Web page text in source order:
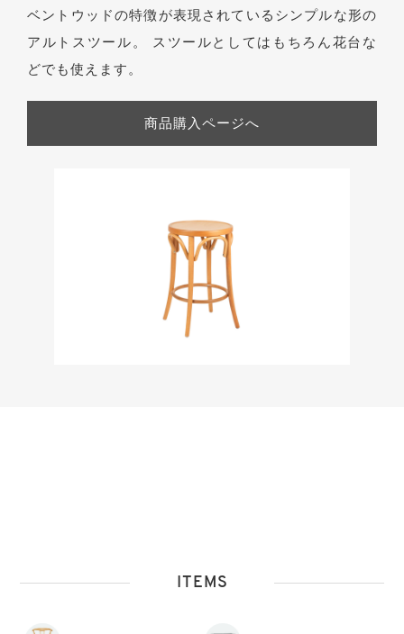
ベントウッドの特徴が表現されているシンプルな形の
アルトスツール。 スツールとしてはもちろん花台な
どでも使えます。
商品購入ページへ
ITEMS